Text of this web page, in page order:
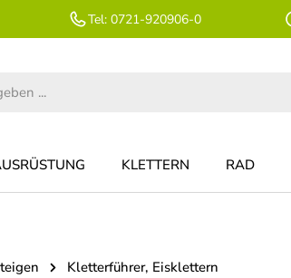
Tel: 0721-920906-0
KLETTERN RAD
Kletterführer, Eisklettern